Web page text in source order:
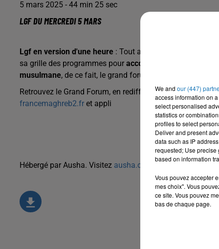
5 mars 2025 - 44 min 25 sec
LGF DU MERCREDI 5 MARS
Lgf en version d'une heure : Tout au long du mois de
sa grille des programmes pour accompagner son
musulmane, de ce fait, le grand forum passe en version
Retrouvez le Grand Forum, en rediffusion tous les jours
francemaghreb2.fr et appli
Hébergé par Ausha. Visitez ausha.co/politique-de-
We and our (447)
access information on
select personalised
statistics or
profiles to select
Deliver and present
data such as IP
requested; Use precise
based on information
Vous pouvez accepter
mes choix". Vous
ce site. Vous pouvez
bas de chaque page.